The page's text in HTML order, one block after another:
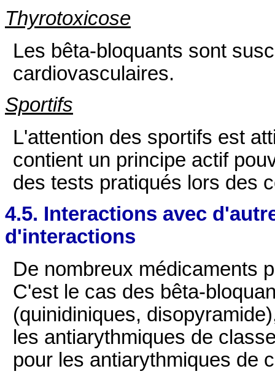
Thyrotoxicose
Les bêta-bloquants sont
cardiovasculaires.
Sportifs
L'attention des sportifs est
contient un principe actif
des tests pratiqués lors des
4.5. Interactions avec
d'interactions
De nombreux médicaments
C'est le cas des bêta-
(quinidiniques,
les antiarythmiques de
pour les antiarythmiques de